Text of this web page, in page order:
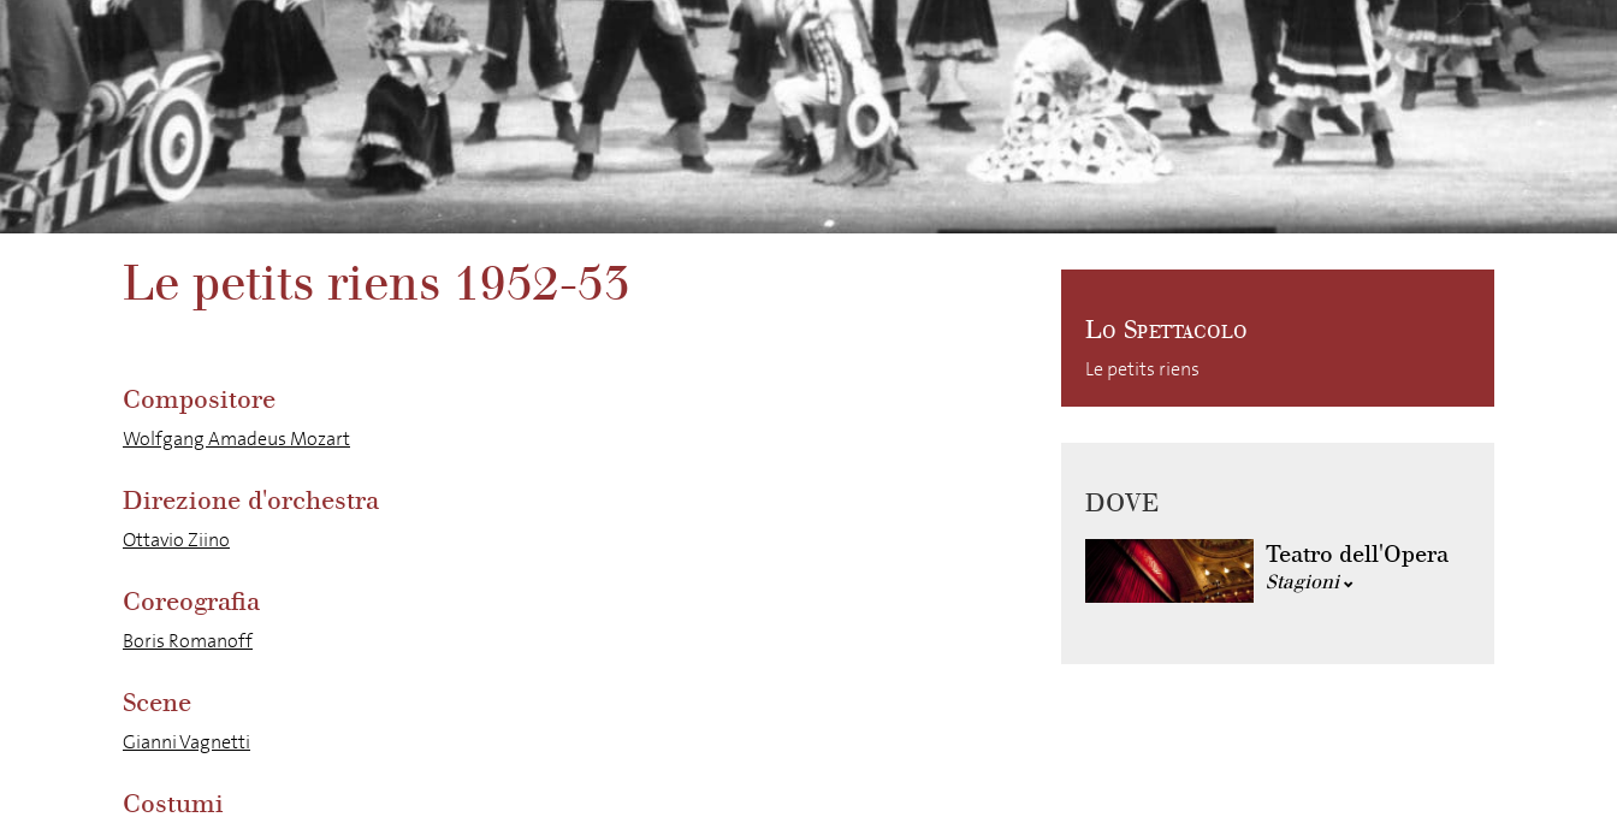
Le petits riens 1952-53
Compositore
Wolfgang Amadeus Mozart
Direzione d'orchestra
Ottavio Ziino
Coreografia
Boris Romanoff
Scene
Gianni Vagnetti
Costumi
Lo Spettacolo
Le petits riens
DOVE
Teatro dell'Opera
Stagioni